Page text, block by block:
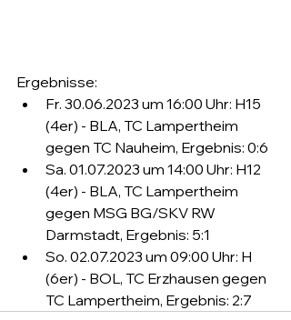
Ergebnisse:
Fr. 30.06.2023 um 16:00 Uhr: H15
(4er) - BLA, TC Lampertheim
gegen TC Nauheim, Ergebnis: 0:6
Sa. 01.07.2023 um 14:00 Uhr: H12
(4er) - BLA, TC Lampertheim
gegen MSG BG/SKV RW
Darmstadt, Ergebnis: 5:1
So. 02.07.2023 um 09:00 Uhr: H
(6er) - BOL, TC Erzhausen gegen
TC Lampertheim, Ergebnis: 2:7